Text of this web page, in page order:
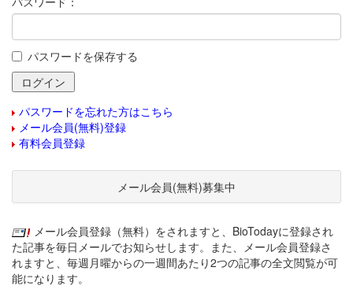
パスワードを保存する
パスワードを忘れた方はこちら
メール会員(無料)登録
有料会員登録
メール会員(無料)募集中
メール会員登録（無料）をされますと、BioTodayに登録され
た記事を毎日メールでお知らせします。また、メール会員登録さ
れますと、毎週月曜からの一週間あたり2つの記事の全文閲覧が可
能になります。